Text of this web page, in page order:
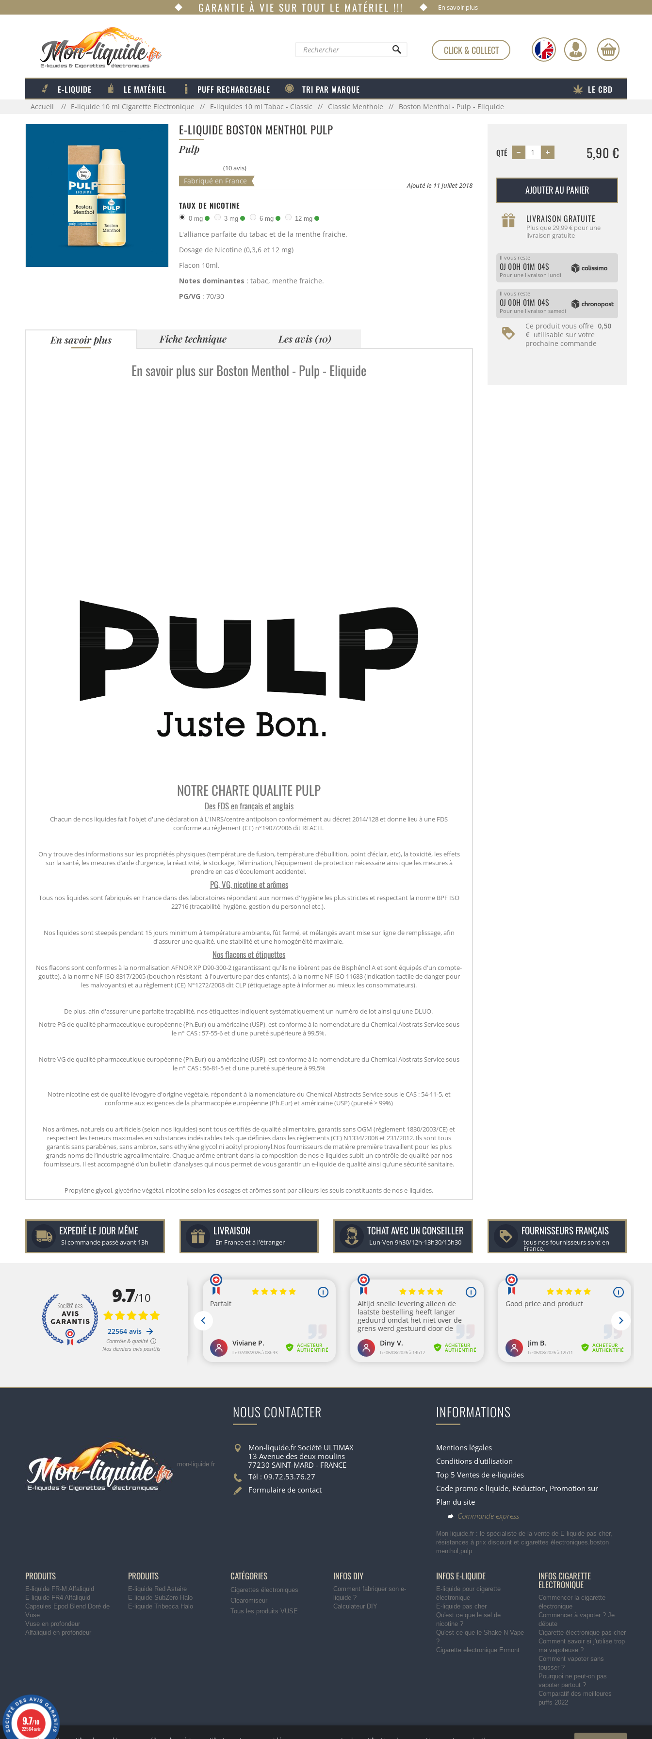
GARANTIE À VIE SUR TOUT LE MATÉRIEL !!! En savoir plus
CLICK & COLLECT
E-LIQUIDE LE MATÉRIEL PUFF RECHARGEABLE TRI PAR MARQUE LE CBD
Accueil E-liquide 10 ml Cigarette Electronique E-liquides 10 ml Tabac - Classic Classic Menthole Boston Menthol - Pulp - Eliquide
E-LIQUIDE BOSTON MENTHOL PULP
Pulp
(10 avis)
Ajouté le 11 Juillet 2018
TAUX DE NICOTINE
0 mg 3 mg 6 mg 12 mg
Fabriqué en France
L'alliance parfaite du tabac et de la menthe fraiche.
Dosage de Nicotine (0,3,6 et 12 mg)
Flacon 10ml.
Notes dominantes : tabac, menthe fraiche.
PG/VG : 70/30
En savoir plus Fiche technique Les avis (10)
En savoir plus sur Boston Menthol - Pulp - Eliquide
NOTRE CHARTE QUALITE PULP
Des FDS en français et anglais
Chacun de nos liquides fait l'objet d'une déclaration à L'INRS/centre antipoison conformément au décret 2014/128 et donne lieu à une FDS
conforme au règlement (CE) n°1907/2006 dit REACH.
On y trouve des informations sur les propriétés physiques (température de fusion, température d’ébullition, point d’éclair, etc), la toxicité, les effets
sur la santé, les mesures d’aide d’urgence, la réactivité, le stockage, l’élimination, l’équipement de protection nécessaire ainsi que les mesures à
prendre en cas d’écoulement accidentel.
PG, VG, nicotine et arômes
Tous nos liquides sont fabriqués en France dans des laboratoires répondant aux normes d'hygiène les plus strictes et respectant la norme BPF ISO
22716 (traçabilité, hygiène, gestion du personnel etc.).
Nos liquides sont steepés pendant 15 jours minimum à température ambiante, fût fermé, et mélangés avant mise sur ligne de remplissage, afin
d'assurer une qualité, une stabilité et une homogénéité maximale.
Nos flacons et étiquettes
Nos flacons sont conformes à la normalisation AFNOR XP D90-300-2 (garantissant qu'ils ne libèrent pas de Bisphénol A et sont équipés d'un compte-
goutte), à la norme NF ISO 8317/2005 (bouchon résistant à l'ouverture par des enfants), à la norme NF ISO 11683 (indication tactile de danger pour
les malvoyants) et au règlement (CE) N°1272/2008 dit CLP (étiquetage apte à informer au mieux les consommateurs).
De plus, afin d'assurer une parfaite traçabilité, nos étiquettes indiquent systématiquement un numéro de lot ainsi qu'une DLUO.
Notre PG de qualité pharmaceutique européenne (Ph.Eur) ou américaine (USP), est conforme à la nomenclature du Chemical Abstrats Service sous
le n° CAS : 57-55-6 et d'une pureté supérieure à 99,5%.
Notre VG de qualité pharmaceutique européenne (Ph.Eur) ou américaine (USP), est conforme à la nomenclature du Chemical Abstrats Service sous
le n° CAS : 56-81-5 et d'une pureté supérieure à 99,5%
Notre nicotine est de qualité lévogyre d'origine végétale, répondant à la nomenclature du Chemical Abstracts Service sous le CAS : 54-11-5, et
conforme aux exigences de la pharmacopée européenne (Ph.Eur) et américaine (USP) (pureté > 99%)
Nos arômes, naturels ou artificiels (selon nos liquides) sont tous certifiés de qualité alimentaire, garantis sans OGM (règlement 1830/2003/CE) et
respectent les teneurs maximales en substances indésirables tels que définies dans les règlements (CE) N1334/2008 et 231/2012. Ils sont tous
garantis sans parabènes, sans ambrox, sans ethylène glycol ni acétyl propionyl.Nos fournisseurs de matière première travaillent pour les plus
grands noms de l’industrie agroalimentaire. Chaque arôme entrant dans la composition de nos e-liquides subit un contrôle de qualité par nos
fournisseurs. Il est accompagné d’un bulletin d’analyses qui nous permet de vous garantir un e-liquide de qualité ainsi qu’une sécurité sanitaire.
Propylène glycol, glycérine végétal, nicotine selon les dosages et arômes sont par ailleurs les seuls constituants de nos e-liquides.
QTÉ 5,90 €
AJOUTER AU PANIER
LIVRAISON GRATUITE
Plus que 29,99 € pour une
livraison gratuite
Il vous reste
0J 00H 01M 04S
Pour une livraison lundi
Il vous reste
0J 00H 01M 04S
Pour une livraison samedi
Ce produit vous offre 0,50
€ utilisable sur votre
prochaine commande
EXPEDIÉ LE JOUR MÊME
Si commande passé avant 13h
LIVRAISON
En France et à l'étranger
TCHAT AVEC UN CONSEILLER
Lun-Ven 9h30/12h-13h30/15h30
FOURNISSEURS FRANÇAIS
tous nos fournisseurs sont en
France.
mon-liquide.fr
NOUS CONTACTER
Mon-liquide.fr Société ULTIMAX
13 Avenue des deux moulins
77230 SAINT-MARD - FRANCE
Tél : 09.72.53.76.27
Formulaire de contact
INFORMATIONS
Mentions légales
Conditions d'utilisation
Top 5 Ventes de e-liquides
Code promo e liquide, Réduction, Promotion sur
Plan du site
Commande express
Mon-liquide.fr : le spécialiste de la vente de E-liquide pas cher,
résistances à prix discount et cigarettes électroniques.boston
menthol,pulp
PRODUITS
E-liquide FR-M Alfaliquid
E-liquide FR4 Alfaliquid
Capsules Epod Blend Doré de
Vuse
Vuse en profondeur
Alfaliquid en profondeur
PRODUITS
E-liquide Red Astaire
E-liquide SubZero Halo
E-liquide Tribecca Halo
CATÉGORIES
Cigarettes électroniques
Clearomiseur
Tous les produits VUSE
INFOS DIY
Comment fabriquer son e-
liquide ?
Calculateur DIY
INFOS E-LIQUIDE
E-liquide pour cigarette
électronique
E-liquide pas cher
Qu'est ce que le sel de
nicotine ?
Qu'est ce que le Shake N Vape
?
Cigarette electronique Ermont
INFOS CIGARETTE
ELECTRONIQUE
Commencer la cigarette
électronique
Commencer à vapoter ? Je
débute
Cigarette électronique pas cher
Comment savoir si j'utilise trop
ma vapoteuse ?
Comment vapoter sans
tousser ?
Pourquoi ne peut-on pas
vapoter partout ?
Comparatif des meilleures
puffs 2022
9.7/10
22564 avis